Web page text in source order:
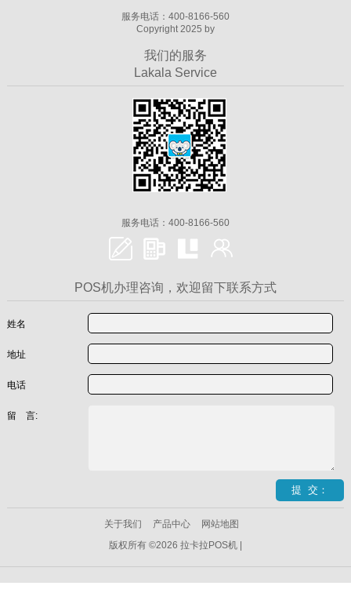
服务电话：400-8166-560
Copyright 2025 by
我们的服务
Lakala Service
服务电话：400-8166-560
POS机办理咨询，欢迎留下联系方式
姓名
地址
电话
留 言:
关于我们 产品中心
网站地图
版权所有 ©2026 拉卡拉POS机 |